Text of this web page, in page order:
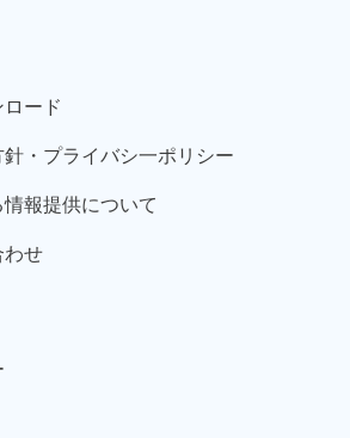
ード
・プライバシ一ポリシー
報提供について
わせ